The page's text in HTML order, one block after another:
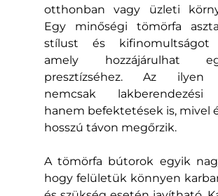
otthonban vagy üzleti
Egy minőségi tömörfa
stílust és kifinomultságot
amely hozzájárulhat
presztízséhez. Az ilyen
nemcsak lakberendezési
hanem befektetések is, mivel
hosszú távon megőrzik.
A tömörfa bútorok egyik
hogy felületük könnyen